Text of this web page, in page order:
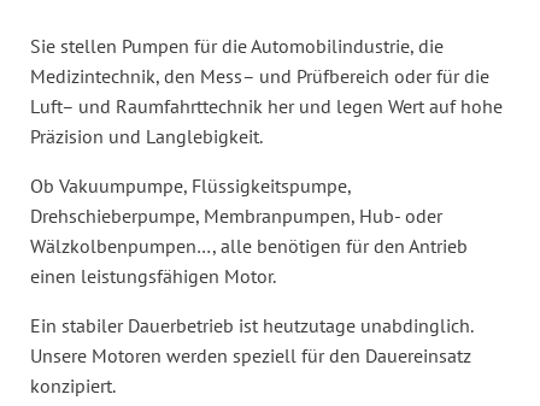
Sie stellen Pumpen für die Automobilindustrie, die
Medizintechnik, den Mess– und Prüfbereich oder für die
Luft– und Raumfahrttechnik her und legen Wert auf hohe
Präzision und Langlebigkeit.
Ob Vakuumpumpe, Flüssigkeitspumpe,
Drehschieberpumpe, Membranpumpen, Hub- oder
Wälzkolbenpumpen…, alle benötigen für den Antrieb
einen leistungsfähigen Motor.
Ein stabiler Dauerbetrieb ist heutzutage unabdinglich.
Unsere Motoren werden speziell für den Dauereinsatz
konzipiert.